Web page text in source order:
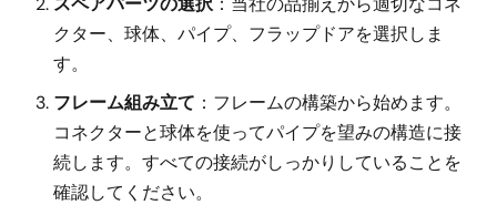
クター、球体、パイプ、フラップドアを選択しま
す。
フレーム組み立て ：フレームの構築から始めます。
コネクターと球体を使ってパイプを望みの構造に接
続します。すべての接続がしっかりしていることを
確認してください。